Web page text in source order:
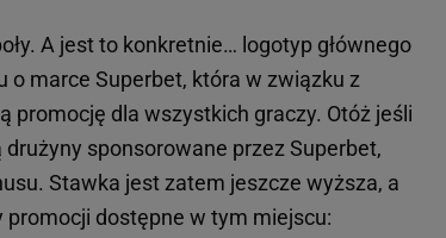
A jest to konkretnie… logotyp głównego
o marce Superbet, która w związku z
promocję dla wszystkich graczy. Otóż jeśli
sponsorowane przez Superbet,
Stawka jest zatem jeszcze wyższa, a
promocji dostępne w tym miejscu: